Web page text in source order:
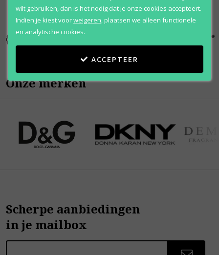
Kortingen
100% originele
Onze merken
Scherpe aanbiedingen
in je mailbox
wilt gebruiken, dan is het nodig dat je onze cookies accepteert.
Indien je kiest voorweigeren,plaatsen we alleen functionele
en analytische cookies.
ACCEPTEER